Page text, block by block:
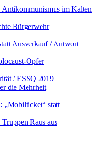
im Kalten
Bürgerwehr
Ausverkauf / Antwort
Opfer
/ ESSQ 2019
die Mehrheit
„Mobilticket“ statt
Raus aus